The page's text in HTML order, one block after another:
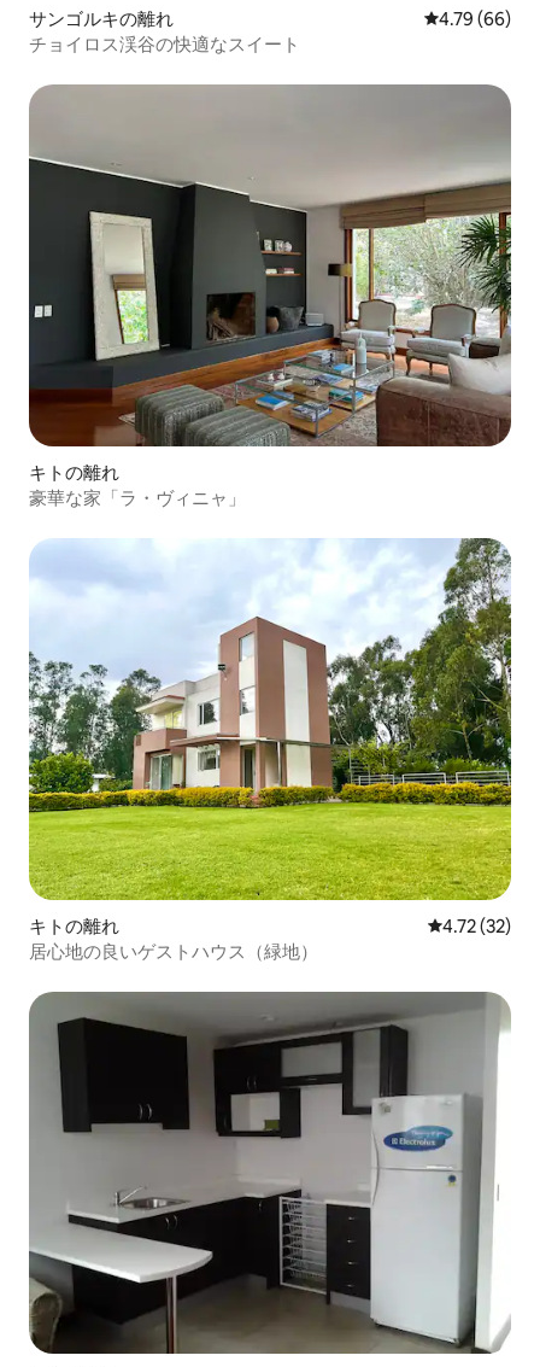
サンゴルキの離れ レビュー66
4.79 (66)
チョイロス渓谷の快適なスイート
キトの離れ
豪華な家「ラ・ヴィニャ」
キトの離れ レビュー32
4.72 (32)
居心地の良いゲストハウス（緑地）